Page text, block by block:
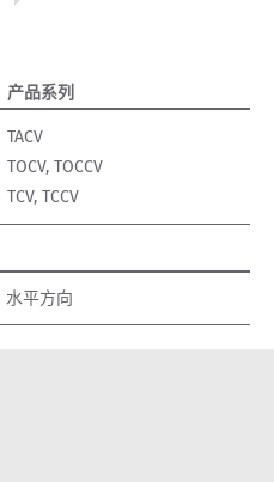
产品系列
TACV
TOCV, TOCCV
TCV, TCCV
水平方向